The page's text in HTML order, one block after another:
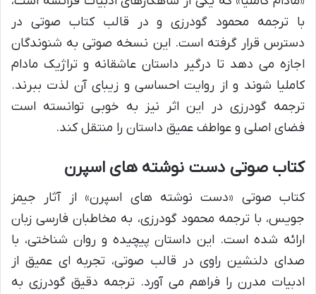
با ترجمه محمود گودرزی و در قالب کتاب صوتی در
دسترس قرار گرفته است. این نسخه صوتی به شنوندگان
اجازه می دهد تا درگیر داستان عاشقانه و تراژیک مادام
کاملیا شوند و از روایت احساسی و زیبای آن لذت ببرند.
ترجمه گودرزی در این اثر نیز به خوبی توانسته است
فضای اصلی و عواطف عمیق داستان را منتقل کند.
کتاب صوتی دست نوشته های اسپرن
کتاب صوتی «دست نوشته های اسپرن» از آثار جیمز
جویس، با ترجمه محمود گودرزی، به مخاطبان فارسی زبان
ارائه شده است. این داستان پیچیده و روان شناختی، با
صدای دلنشین راوی در قالب صوتی، تجربه ای عمیق از
ادبیات مدرن را فراهم می آورد. ترجمه دقیق گودرزی به